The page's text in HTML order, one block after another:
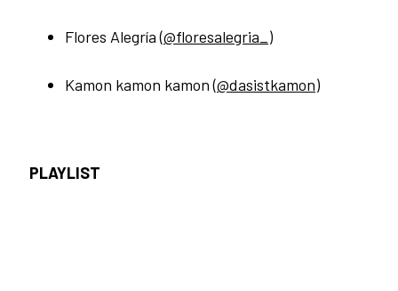
Flores Alegría (@floresalegria_)
Kamon kamon kamon (@dasistkamon)
PLAYLIST